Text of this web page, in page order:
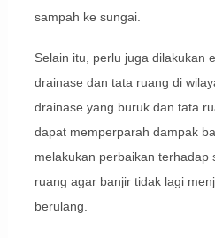
sampah ke sungai.
Selain itu, perlu juga dilakukan
drainase dan tata ruang di
drainase yang buruk dan tata
dapat memperparah dampak
melakukan perbaikan terhadap
ruang agar banjir tidak lagi
berulang.